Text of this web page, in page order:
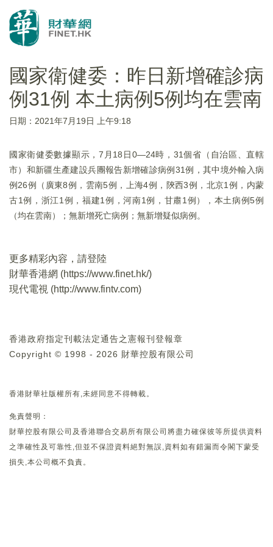
國家衛健委：昨日新增確診病
例31例 本土病例5例均在雲南
日期：2021年7月19日 上午9:18
國家衛健委數據顯示，7月18日0—24時，31個省（自治區、直轄
市）和新疆生產建設兵團報告新增確診病例31例，其中境外輸入病
例26例（廣東8例，雲南5例，上海4例，陝西3例，北京1例，内蒙
古1例，浙江1例，福建1例，河南1例，甘肅1例），本土病例5例
（均在雲南）；無新增死亡病例；無新增疑似病例。
更多精彩內容，請登陸
財華香港網 (https://www.finet.hk/)
現代電視 (http://www.fintv.com)
香港政府指定刊載法定通告之憲報刊登報章
Copyright © 1998 - 2026 財華控股有限公司
香港財華社版權所有,未經同意不得轉載。
免責聲明：
財華控股有限公司及香港聯合交易所有限公司將盡力確保彼等所提供資料
之準確性及可靠性,但並不保證資料絕對無誤,資料如有錯漏而令閣下蒙受
損失,本公司概不負責。